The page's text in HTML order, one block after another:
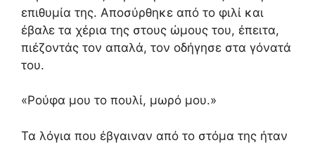
επιθυμία της. Αποσύρθηκε από το φιλί και
έβαλε τα χέρια της στους ώμους του, έπειτα,
πιέζοντάς τον απαλά, τον οδήγησε στα γόνατά
του.
«Ρούφα μου το πουλί, μωρό μου.»
Τα λόγια που έβγαιναν από το στόμα της ήταν